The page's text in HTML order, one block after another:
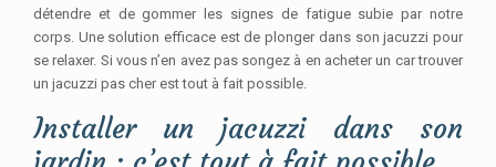
détendre et de gommer les signes de fatigue subie par notre
corps. Une solution efficace est de plonger dans son jacuzzi pour
se relaxer. Si vous n’en avez pas songez à en acheter un car trouver
un jacuzzi pas cher est tout à fait possible.
Installer un jacuzzi dans son